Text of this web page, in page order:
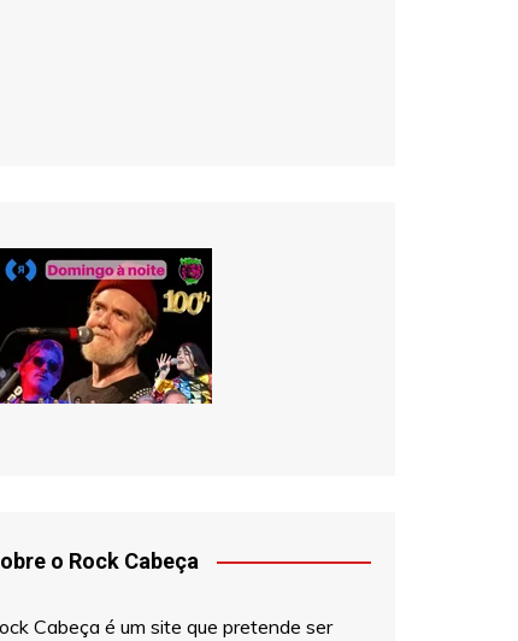
o Rock Cabeça
Cabeça é um site que pretende ser